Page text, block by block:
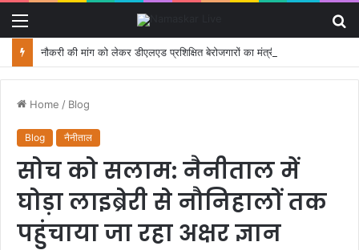
Home / Blog
Blog नैनीताल
सोच को सलाम: नैनीताल में
घोड़ा लाइब्रेरी से नौनिहालों तक
पहुंचाया जा रहा अक्षर ज्ञान